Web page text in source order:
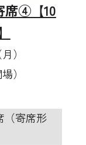
席④【10
）
）
（寄席形